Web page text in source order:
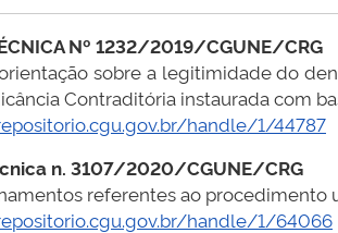
Nº 1232/2019/CGUNE/CRG
sobre a legitimidade do
Contraditória instaurada com
handle/1/44787
n. 3107/2020/CGUNE/CRG
referentes ao procedimento
handle/1/64066